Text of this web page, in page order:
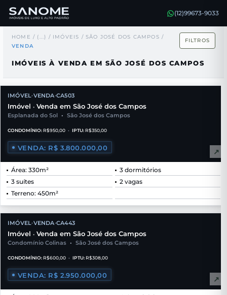
(12)99673-9033
HOME / (...) / IMÓVEIS / SÃO JOSÉ DOS CAMPOS /
VENDA
FILTROS
IMÓVEIS À VENDA EM SÃO JOSÉ DOS CAMPOS
IMÓVEL•VENDA•CA503
Imóvel • Venda em São José dos Campos
Esplanada do Sol • São José dos Campos
CONDOMÍNIO: R$950,00 • IPTU: R$350,00
VENDA: R$ 3.800.000,00 ↗
Área: 330m²
3 dormitórios
3 suítes
2 vagas
Terreno: 450m²
IMÓVEL•VENDA•CA443
Imóvel • Venda em São José dos Campos
Condomínio Colinas • São José dos Campos
CONDOMÍNIO: R$600,00 • IPTU: R$308,00
VENDA: R$ 2.950.000,00 ↗